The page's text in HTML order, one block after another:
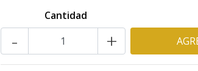
Cantidad
+
-